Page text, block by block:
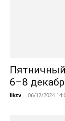
6–8
liktv - 06/12/2024